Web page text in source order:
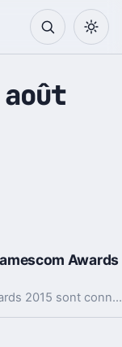
culture
Awards
Les heureux gagnants des Gamescom Awards 2015 sont connus et Star Wars Battlefront s'impose comme le grand gagnant de cette édition 2015. Autant dire que la production next-gen de DICE est attendue au tournant.